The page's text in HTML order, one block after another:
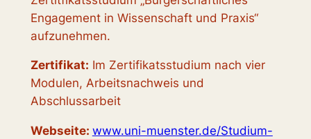
Engagement in Wissenschaft und Praxis“
aufzunehmen.
Zertifikat: Im Zertifikatsstudium nach vier
Modulen, Arbeitsnachweis und
Abschlussarbeit
Webseite: www.uni-muenster.de/Studium-